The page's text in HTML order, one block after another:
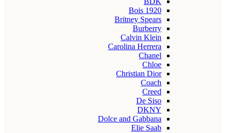
Bois 1920
Britney Spears
Burberry
Calvin Klein
Carolina Herrera
Chanel
Chloe
Christian Dior
Coach
Creed
De Siso
DKNY
Dolce and Gabbana
Elie Saab